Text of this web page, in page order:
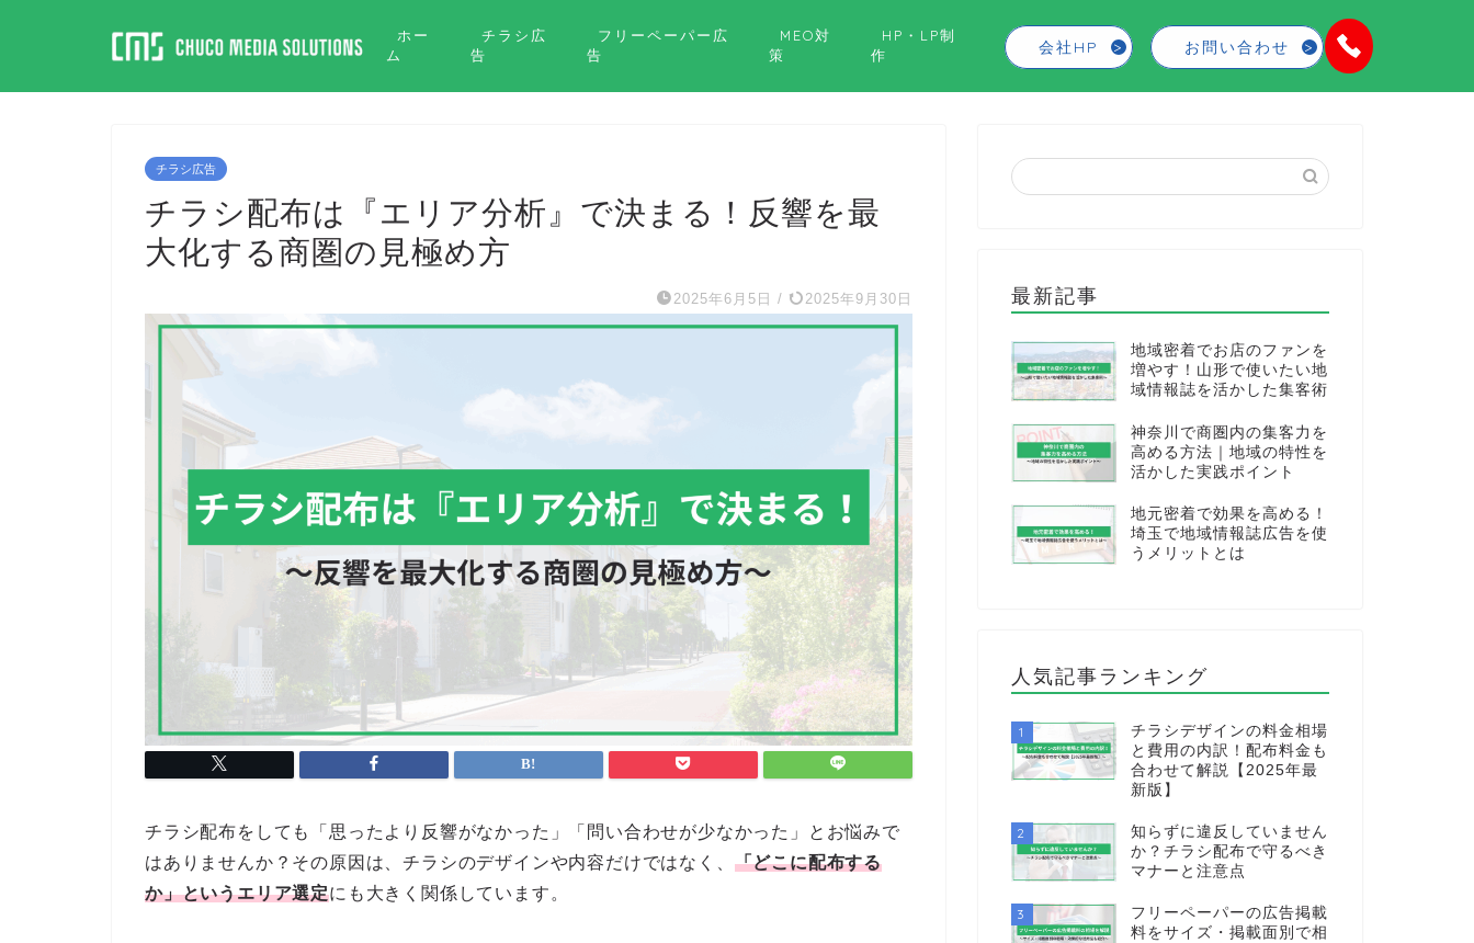
ホー
ム
チラシ広
告
フリーペーパー広
告
MEO対
策
HP・LP制
作
会社HP お問い合わせ
チラシ広告
チラシ配布は『エリア分析』で決まる！反響を最
大化する商圏の見極め方
2025年6月5日 / 2025年9月30日
チラシ配布をしても「思ったより反響がなかった」「問い合わせが少なかった」とお悩みで
はありませんか？ その原因は、チラシのデザインや内容だけではなく、 「どこに配布する
か」というエリア選定にも大きく関係しています。
最新記事
地域密着でお店のファンを
増やす！山形で使いたい地
域情報誌を活かした集客術
神奈川で商圏内の集客力を
高める方法｜地域の特性を
活かした実践ポイント
地元密着で効果を高める！
埼玉で地域情報誌広告を使
うメリットとは
人気記事ランキング
1
チラシデザインの料金相場
と費用の内訳！配布料金も
合わせて解説【2025年最
新版】
2
知らずに違反していません
か？チラシ配布で守るべき
マナーと注意点
3
フリーペーパーの広告掲載
料をサイズ・掲載面別で相